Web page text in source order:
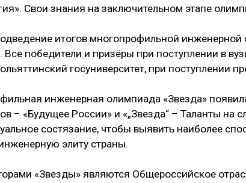
Свои знания на заключительном этапе
итогов многопрофильной
Все победители и призёры при поступлении в
госуниверситет, при поступлении
инженерная олимпиада «Звезда»
– «Будущее России» и «„Звезда“ – Таланты на
состязание, чтобы выявить наиболее
элиту страны.
«Звезды» являются Общероссийское